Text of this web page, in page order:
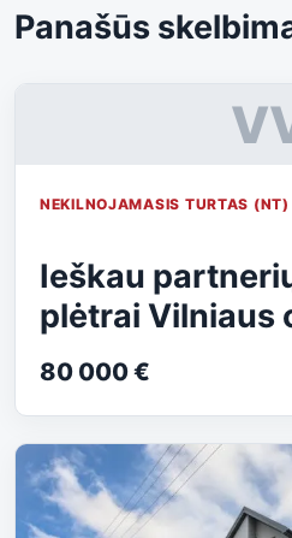
Panašūs
NEKILNOJAMASIS TURTAS (NT)
Ieškau
plėtrai Vilniaus
80 000 €